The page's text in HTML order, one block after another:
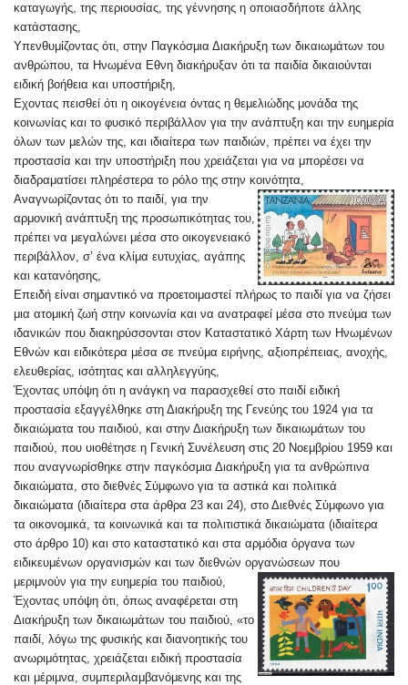
καταγωγής, της περιουσίας, της γέννησης η οποιασδήποτε άλλης
κατάστασης,
Υπενθυμίζοντας ότι, στην Παγκόσμια Διακήρυξη των δικαιωμάτων του
ανθρώπου, τα Ηνωμένα Εθνη διακήρυξαν ότι τα παιδία δικαιούνται
ειδική βοήθεια και υποστήριξη,
Εχοντας πεισθεί ότι η οικογένεια όντας η θεμελιώδης μονάδα της
κοινωνίας και το φυσικό περιβάλλον για την ανάπτυξη και την ευημερία
όλων των μελών της, και ιδιαίτερα των παιδιών, πρέπει να έχει την
προστασία και την υποστήριξη που χρειάζεται για να μπορέσει να
διαδραματίσει πληρέστερα το ρόλο της στην κοινότητα,
Αναγνωρίζοντας ότι το παιδί, για την
αρμονική ανάπτυξη της προσωπικότητας του,
πρέπει να μεγαλώνει μέσα στο οικογενειακό
περιβάλλον, σ’ ένα κλίμα ευτυχίας, αγάπης
και κατανόησης,
Επειδή είναι σημαντικό να προετοιμαστεί πλήρως το παιδί για να ζήσει
μια ατομική ζωή στην κοινωνία και να ανατραφεί μέσα στο πνεύμα των
ιδανικών που διακηρύσσονται στον Καταστατικό Χάρτη των Ηνωμένων
Εθνών και ειδικότερα μέσα σε πνεύμα ειρήνης, αξιοπρέπειας, ανοχής,
ελευθερίας, ισότητας και αλληλεγγύης,
Έχοντας υπόψη ότι η ανάγκη να παρασχεθεί στο παιδί ειδική
προστασία εξαγγέλθηκε στη Διακήρυξη της Γενεύης του 1924 για τα
δικαιώματα του παιδιού, και στην Διακήρυξη των δικαιωμάτων του
παιδιού, που υιοθέτησε η Γενική Συνέλευση στις 20 Νοεμβρίου 1959 και
που αναγνωρίσθηκε στην παγκόσμια Διακήρυξη για τα ανθρώπινα
δικαιώματα, στο διεθνές Σύμφωνο για τα αστικά και πολιτικά
δικαιώματα (ιδιαίτερα στα άρθρα 23 και 24), στο Διεθνές Σύμφωνο για
τα οικονομικά, τα κοινωνικά και τα πολιτιστικά δικαιώματα (ιδιαίτερα
στο άρθρο 10) και στο καταστατικό και στα αρμόδια όργανα των
ειδικευμένων οργανισμών και των διεθνών οργανώσεων που
μεριμνούν για την ευημερία του παιδιού,
Έχοντας υπόψη ότι, όπως αναφέρεται στη
Διακήρυξη των δικαιωμάτων του παιδιού, «το
παιδί, λόγω της φυσικής και διανοητικής του
ανωριμότητας, χρειάζεται ειδική προστασία
και μέριμνα, συμπεριλαμβανόμενης και της